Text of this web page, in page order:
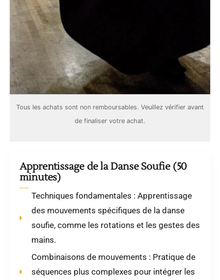
Tous les achats sont non remboursables. Veuillez vérifier avant
de finaliser votre achat.
Apprentissage de la Danse Soufie (50
minutes)
Techniques fondamentales : Apprentissage
des mouvements spécifiques de la danse
soufie, comme les rotations et les gestes des
mains.
Combinaisons de mouvements : Pratique de
séquences plus complexes pour intégrer les